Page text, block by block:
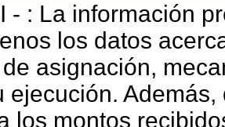
- : La información
los datos
asignación,
ejecución.
los montos